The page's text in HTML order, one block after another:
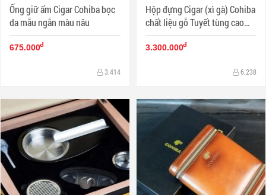
Ống giữ ẩm Cigar Cohiba bọc
da mẫu ngắn màu nâu
675.000đ
3.414
Hộp đựng Cigar (xì gà) Cohiba
chất liệu gỗ Tuyết tùng cao
cấp
3.300.000đ
6.238